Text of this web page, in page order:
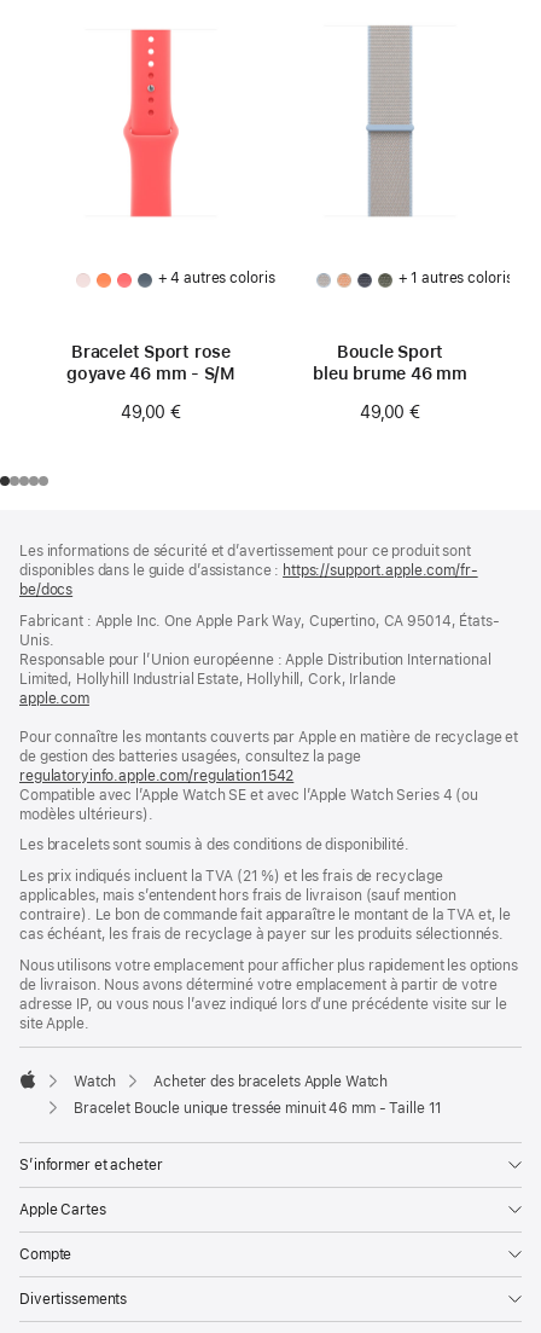
+ 4 autres coloris
Bracelet Sport rose
goyave 46 mm - S/M
49,00 €
+ 1 autres coloris
Boucle Sport
bleu brume 46 mm
49,00 €
de
page
de
bas
page
Les informations de sécurité et d’avertissement pour ce produit sont
disponibles dans le guide d’assistance : https://support.apple.com/fr-
be/docs
une
fenêtre)
Fabricant : Apple Inc. One Apple Park Way, Cupertino, CA 95014, États-
Unis.
Responsable pour l’Union européenne : Apple Distribution International
Limited, Hollyhill Industrial Estate, Hollyhill, Cork, Irlande
apple.com(s’ouvre
une
nouvelle
fenêtre)
Pour connaître les montants couverts par Apple en matière de recyclage et
de gestion des batteries usagées, consultez la page
regulatoryinfo.apple.com/regulation1542
dans
nouvelle
fenêtre)
Compatible avec l’Apple Watch SE et avec l’Apple Watch Series 4 (ou
modèles ultérieurs).
Les bracelets sont soumis à des conditions de disponibilité.
Les prix indiqués incluent la TVA (21 %) et les frais de recyclage
applicables, mais s’entendent hors frais de livraison (sauf mention
contraire). Le bon de commande fait apparaître le montant de la TVA et, le
cas échéant, les frais de recyclage à payer sur les produits sélectionnés.
Nous utilisons votre emplacement pour afficher plus rapidement les options
de livraison. Nous avons déterminé votre emplacement à partir de votre
adresse IP, ou vous nous l’avez indiqué lors d’une précédente visite sur le
site Apple.
Apple
Watch
Acheter des bracelets Apple Watch
Bracelet Boucle unique tressée minuit 46 mm - Taille 11
S’informer et acheter
Apple Cartes
Compte
Divertissements